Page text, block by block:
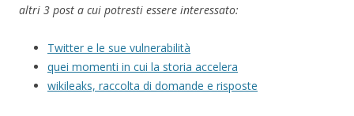
altri 3 post a cui potresti essere interessato:
Twitter e le sue vulnerabilità
quei momenti in cui la storia accelera
wikileaks, raccolta di domande e risposte